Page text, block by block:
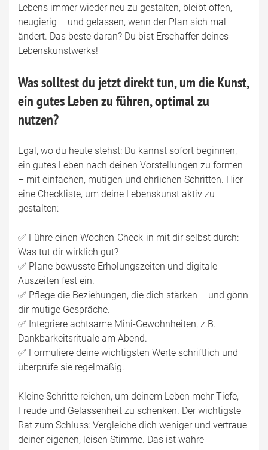
Lebens immer wieder neu zu gestalten, bleibt offen,
neugierig – und gelassen, wenn der Plan sich mal
ändert. Das beste daran? Du bist Erschaffer deines
Lebenskunstwerks!
Was solltest du jetzt direkt tun, um die Kunst,
ein gutes Leben zu führen, optimal zu
nutzen?
Egal, wo du heute stehst: Du kannst sofort beginnen,
ein gutes Leben nach deinen Vorstellungen zu formen
– mit einfachen, mutigen und ehrlichen Schritten. Hier
eine Checkliste, um deine Lebenskunst aktiv zu
gestalten:
✅ Führe einen Wochen-Check-in mit dir selbst durch:
Was tut dir wirklich gut?
✅ Plane bewusste Erholungszeiten und digitale
Auszeiten fest ein.
✅ Pflege die Beziehungen, die dich stärken – und gönn
dir mutige Gespräche.
✅ Integriere achtsame Mini-Gewohnheiten, z.B.
Dankbarkeitsrituale am Abend.
✅ Formuliere deine wichtigsten Werte schriftlich und
überprüfe sie regelmäßig.
Kleine Schritte reichen, um deinem Leben mehr Tiefe,
Freude und Gelassenheit zu schenken. Der wichtigste
Rat zum Schluss: Vergleiche dich weniger und vertraue
deiner eigenen, leisen Stimme. Das ist wahre